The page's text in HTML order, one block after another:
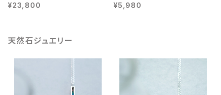
¥23,800 ¥5,980
天然石ジュエリー